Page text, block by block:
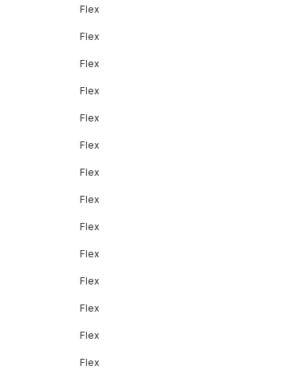
Flex
Flex
Flex
Flex
Flex
Flex
Flex
Flex
Flex
Flex
Flex
Flex
Flex
Flex